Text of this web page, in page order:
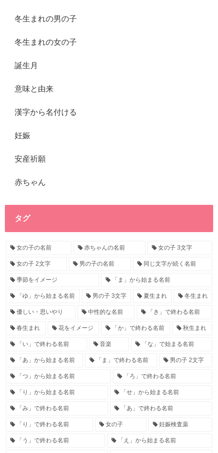
冬生まれの男の子
冬生まれの女の子
誕生月
意味と由来
漢字から名付ける
妊娠
安産祈願
赤ちゃん
タグ
女の子の名前 赤ちゃんの名前 女の子 3文字
女の子 2文字 男の子の名前 同じ文字が続く名前
季節をイメージ 「ま」から始まる名前
「ゆ」から始まる名前 男の子 3文字 夏生まれ 冬生まれ
優しい・思いやり 中性的な名前 「き」で終わる名前
春生まれ 花をイメージ 「か」で終わる名前 秋生まれ
「い」で終わる名前 音楽 「な」で始まる名前
「あ」から始まる名前 「ま」で終わる名前 男の子 2文字
「つ」から始まる名前 「ろ」で終わる名前
「り」から始まる名前 「せ」から始まる名前
「み」で終わる名前 「あ」で終わる名前
「り」で終わる名前 女の子 妊娠検査薬
「う」で終わる名前 「え」から始まる名前